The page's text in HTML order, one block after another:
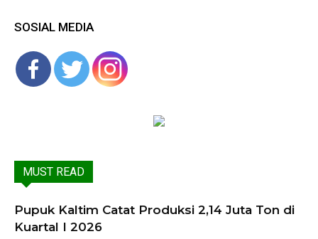
SOSIAL MEDIA
MUST READ
Pupuk Kaltim Catat Produksi 2,14 Juta Ton di
Kuartal I 2026